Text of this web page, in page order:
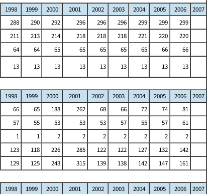
1998 1999 2000 2001 2002 2003 2004 2005 2006
2007
288 290 292 296 296 296 299 299
299
211 213 214 218 218 218 221 220
220
64 64 65 65 65 65 65 66
66
13 13 13 13 13 13 13 13
13
1998 1999 2000 2001 2002 2003 2004 2005 2006
2007
66 65 188 262 68 66 72 74
81
57 55 53 53 53 57 55 57
61
1 1 2 2 2 2 2 2
2
123 118 226 285 122 122 127 132
142
129 125 243 315 139 138 142 147
161
1998 1999 2000 2001 2002 2003 2004 2005 2006
2007